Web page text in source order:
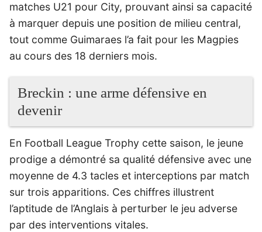
matches U21 pour City, prouvant ainsi sa capacité
à marquer depuis une position de milieu central,
tout comme Guimaraes l’a fait pour les Magpies
au cours des 18 derniers mois.
Breckin : une arme défensive en
devenir
En Football League Trophy cette saison, le jeune
prodige a démontré sa qualité défensive avec une
moyenne de 4.3 tacles et interceptions par match
sur trois apparitions. Ces chiffres illustrent
l’aptitude de l’Anglais à perturber le jeu adverse
par des interventions vitales.